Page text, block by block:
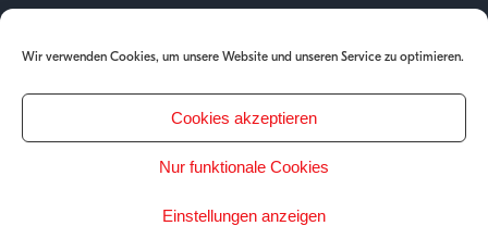
Wir verwenden Cookies, um unsere Website und unseren Service zu optimieren.
Cookies akzeptieren
Nur funktionale Cookies
Einstellungen anzeigen